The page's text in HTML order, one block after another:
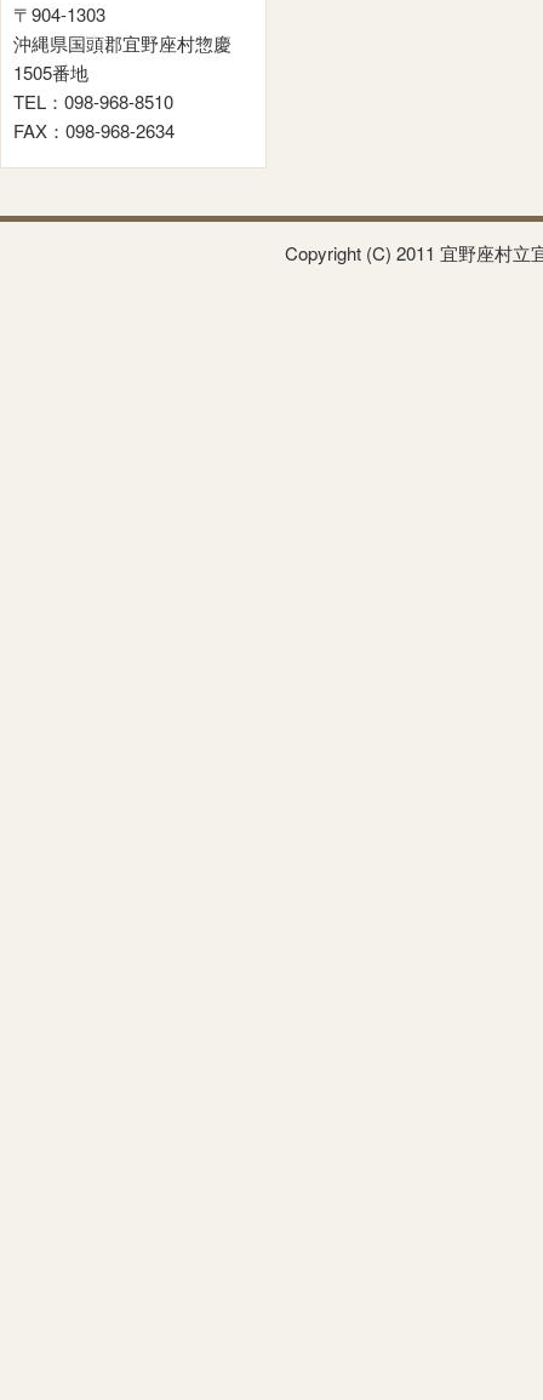
〒904-1303
沖縄県国頭郡宜野座村惣慶
1505番地
TEL：098-968-8510
FAX：098-968-2634
Copyright (C) 2011 宜野座村立